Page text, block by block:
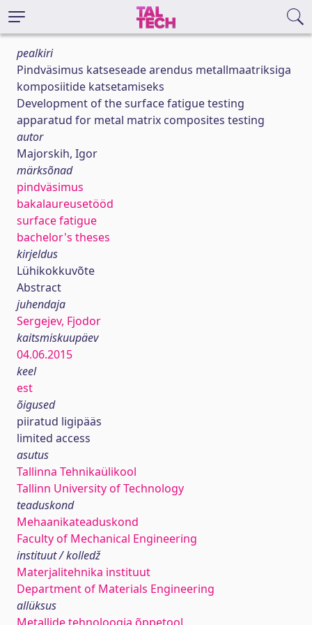
pealkiri
Pindväsimus katseseade arendus metallmaatriksiga
komposiitide katsetamiseks
Development of the surface fatigue testing
apparatud for metal matrix composites testing
autor
Majorskih, Igor
märksõnad
pindväsimus
bakalaureusetööd
surface fatigue
bachelor's theses
kirjeldus
Lühikokkuvõte
Abstract
juhendaja
Sergejev, Fjodor
kaitsmiskuupäev
04.06.2015
keel
est
õigused
piiratud ligipääs
limited access
asutus
Tallinna Tehnikaülikool
Tallinn University of Technology
teaduskond
Mehaanikateaduskond
Faculty of Mechanical Engineering
instituut / kolledž
Materjalitehnika instituut
Department of Materials Engineering
allüksus